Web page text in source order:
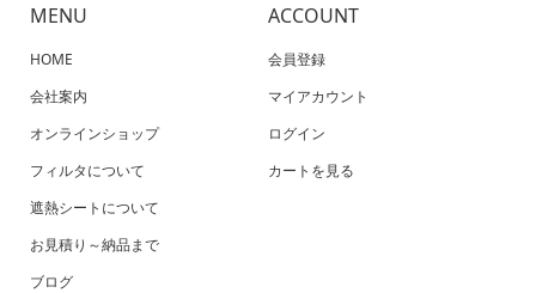
MENU
HOME
会社案内
オンラインショップ
フィルタについて
遮熱シートについて
お見積り～納品まで
ブログ
ACCOUNT
会員登録
マイアカウント
ログイン
カートを見る